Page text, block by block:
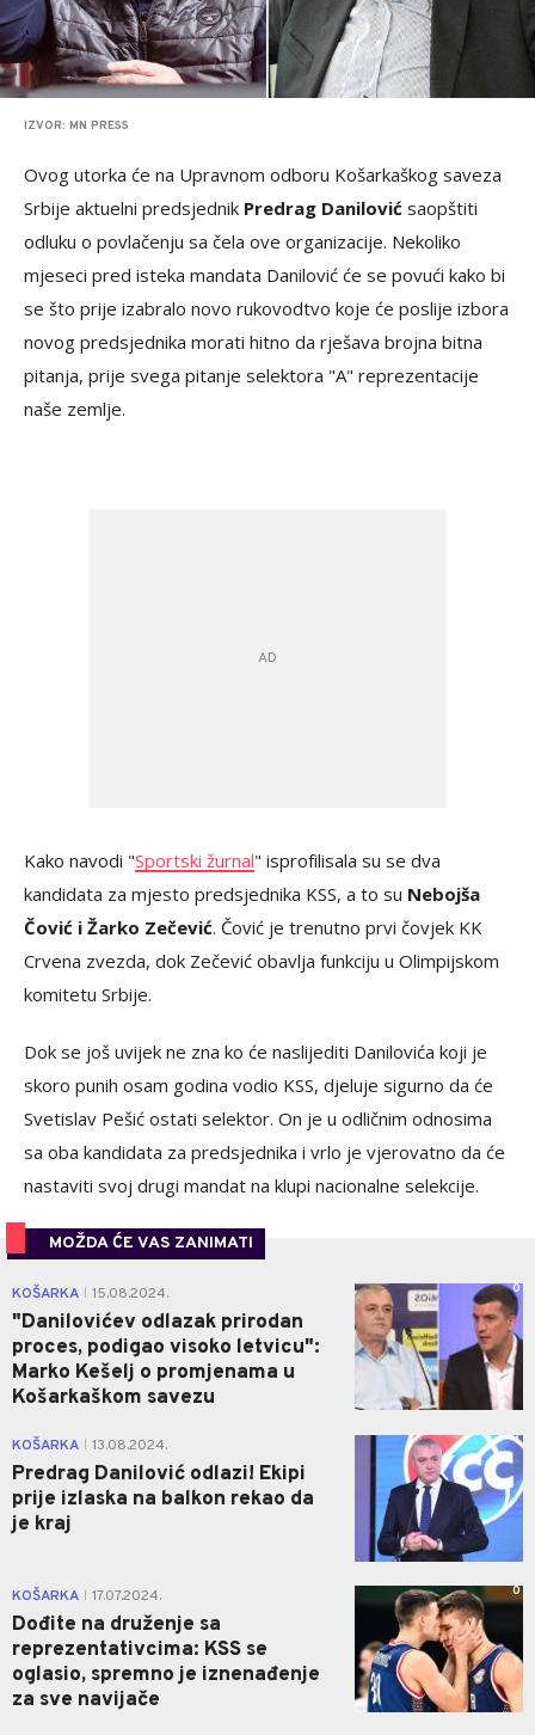
IZVOR: MN PRESS
Ovog utorka će na Upravnom odboru Košarkaškog saveza
Srbije aktuelni predsjednik Predrag Danilović saopštiti
odluku o povlačenju sa čela ove organizacije. Nekoliko
mjeseci pred isteka mandata Danilović će se povući kako bi
se što prije izabralo novo rukovodtvo koje će poslije izbora
novog predsjednika morati hitno da rješava brojna bitna
pitanja, prije svega pitanje selektora "A" reprezentacije
naše zemlje.
Kako navodi "Sportski žurnal" isprofilisala su se dva
kandidata za mjesto predsjednika KSS, a to su Nebojša
Čović i Žarko Zečević. Čović je trenutno prvi čovjek KK
Crvena zvezda, dok Zečević obavlja funkciju u Olimpijskom
komitetu Srbije.
Dok se još uvijek ne zna ko će naslijediti Danilovića koji je
skoro punih osam godina vodio KSS, djeluje sigurno da će
Svetislav Pešić ostati selektor. On je u odličnim odnosima
sa oba kandidata za predsjednika i vrlo je vjerovatno da će
nastaviti svoj drugi mandat na klupi nacionalne selekcije.
MOŽDA ĆE VAS ZANIMATI
KOŠARKA 15.08.2024.
"Danilovićev odlazak prirodan
proces, podigao visoko letvicu":
Marko Kešelj o promjenama u
Košarkaškom savezu
0
KOŠARKA 13.08.2024.
Predrag Danilović odlazi! Ekipi
prije izlaska na balkon rekao da
je kraj
1
KOŠARKA 17.07.2024.
Dođite na druženje sa
reprezentativcima: KSS se
oglasio, spremno je iznenađenje
za sve navijače
0